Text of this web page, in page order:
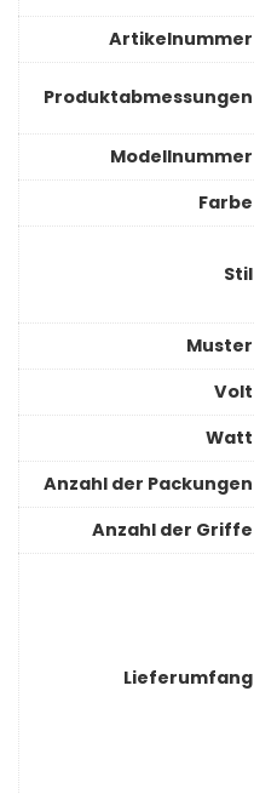
Artikelnummer
Produktabmessungen
Modellnummer
Farbe
Stil
Muster
Volt
Watt
Anzahl der Packungen
Anzahl der Griffe
Lieferumfang